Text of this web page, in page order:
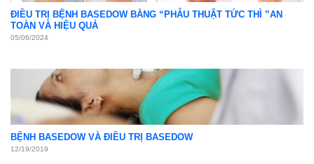
ĐIỀU TRỊ BỆNH BASEDOW BẰNG “PHẪU THUẬT TỨC THÌ ”AN
TOÀN VÀ HIỆU QUẢ
05/06/2024
BỆNH BASEDOW VÀ ĐIỀU TRỊ BASEDOW
12/19/2019